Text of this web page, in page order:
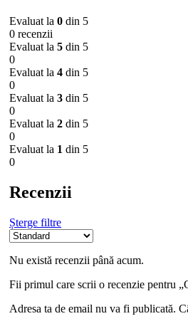
Evaluat la 0 din 5
0 recenzii
Evaluat la 5 din 5
0
Evaluat la 4 din 5
0
Evaluat la 3 din 5
0
Evaluat la 2 din 5
0
Evaluat la 1 din 5
0
Recenzii
Șterge filtre
Nu există recenzii până acum.
Fii primul care scrii o recenzie pentru
Adresa ta de email nu va fi publicată.